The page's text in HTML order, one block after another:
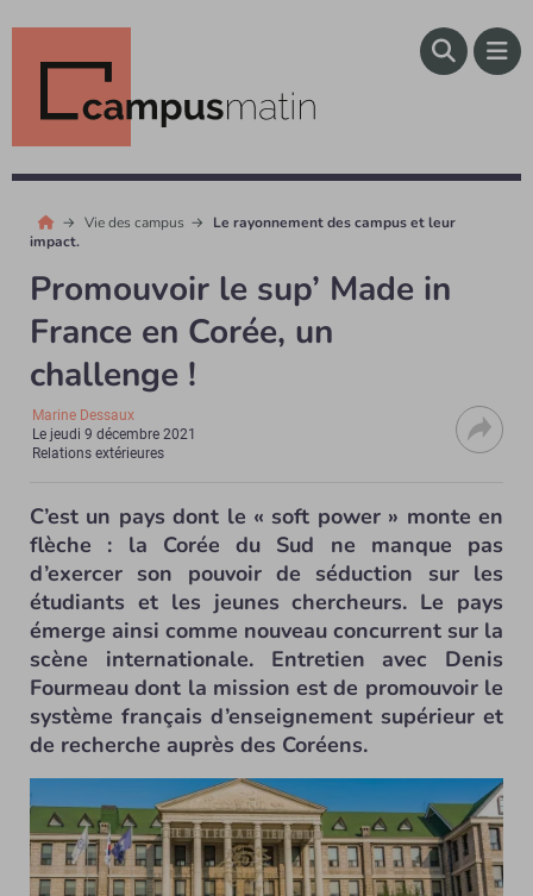
Vie des campus
Le rayonnement des campus et leur
impact.
Promouvoir le sup’ Made in
France en Corée, un
challenge !
Marine Dessaux
Le jeudi 9 décembre 2021
Relations extérieures
C’est un pays dont le « soft power » monte en
flèche : la Corée du Sud ne manque pas
d’exercer son pouvoir de séduction sur les
étudiants et les jeunes chercheurs. Le pays
émerge ainsi comme nouveau concurrent sur la
scène internationale. Entretien avec Denis
Fourmeau dont la mission est de promouvoir le
système français d’enseignement supérieur et
de recherche auprès des Coréens.